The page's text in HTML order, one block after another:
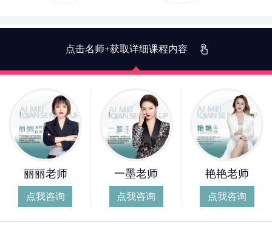
点击名师+获取详细课程内容
丽丽老师
点我咨询
一墨老师
点我咨询
艳艳老师
点我咨询